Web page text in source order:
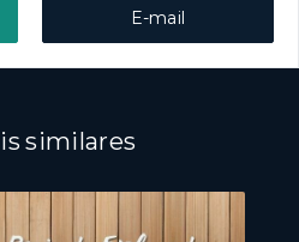
E-mail
similares